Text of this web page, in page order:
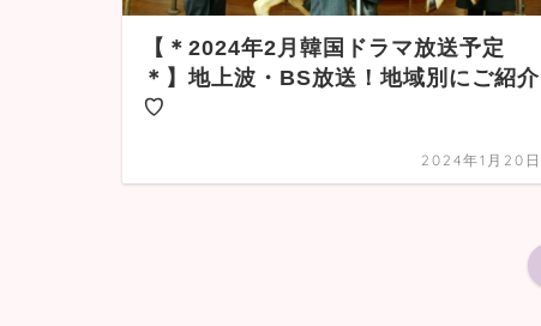
【＊2024年2月韓国ドラマ放送予定
＊】地上波・BS放送！地域別にご紹介
♡
2024年1月20日